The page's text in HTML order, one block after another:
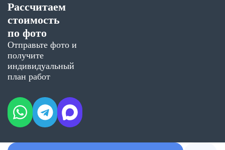
Рассчитаем
стоимость
по фото
Отправьте фото и
получите
индивидуальный
план работ